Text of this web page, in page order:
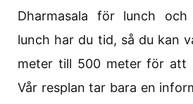
Dharmasala för lunch
lunch har du tid, så du kan
meter till 500 meter för att
Vår resplan tar bara en